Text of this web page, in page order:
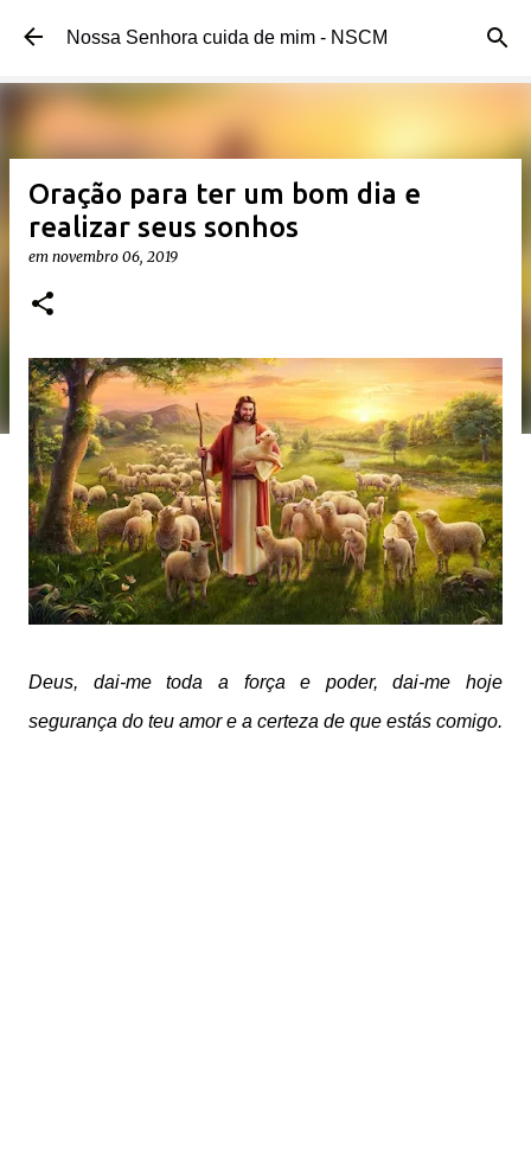
Pular para o conteúdo principal
Nossa Senhora cuida de mim - NSCM
Oração para ter um bom dia e
realizar seus sonhos
em novembro 06, 2019
Deus, dai-me toda a força e poder, dai-me hoje
segurança do teu amor e a certeza de que estás comigo.